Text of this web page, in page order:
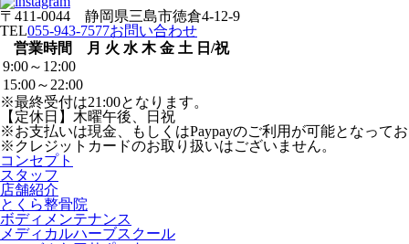
〒411-0044 静岡県三島市徳倉4-12-9
TEL055-943-7577お問い合わせ
営業時間
月 火 水 木 金 土 日/祝
9:00～12:00
15:00～22:00
※最終受付は21:00となります。
【定休日】木曜午後、日祝
※お支払いは現金、もしくはPaypayのご利用が可能となってお
※クレジットカードのお取り扱いはございません。
コンセプト
スタッフ
店舗紹介
とくら整骨院
ボディメンテナンス
メディカルハーブスクール